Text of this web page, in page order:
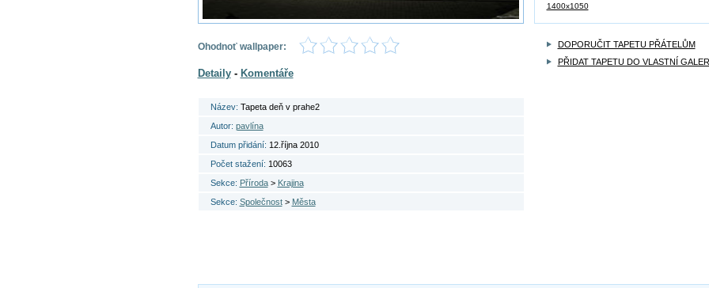
Ohodnoť wallpaper:
Detaily- Komentáře
Název: Tapeta deň v prahe2
Autor: pavlína
Datum přidání: 12.října 2010
Počet stažení: 10063
Sekce: Příroda> Krajina
Sekce: Společnost> Města
1400x1050
DOPORUČIT TAPETU PŘÁTELŮM
PŘIDAT TAPETU DO VLASTNÍ